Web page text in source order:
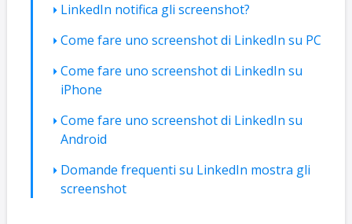
LinkedIn notifica gli screenshot?
Come fare uno screenshot di LinkedIn su PC
Come fare uno screenshot di LinkedIn su
iPhone
Come fare uno screenshot di LinkedIn su
Android
Domande frequenti su LinkedIn mostra gli
screenshot